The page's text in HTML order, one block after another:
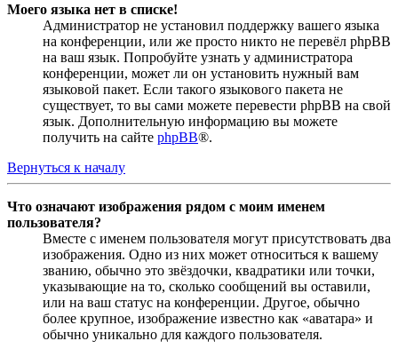
Моего языка нет в списке!
Администратор не установил поддержку вашего языка
на конференции, или же просто никто не перевёл phpBB
на ваш язык. Попробуйте узнать у администратора
конференции, может ли он установить нужный вам
языковой пакет. Если такого языкового пакета не
существует, то вы сами можете перевести phpBB на свой
язык. Дополнительную информацию вы можете
получить на сайте phpBB®.
Вернуться к началу
Что означают изображения рядом с моим именем
пользователя?
Вместе с именем пользователя могут присутствовать два
изображения. Одно из них может относиться к вашему
званию, обычно это звёздочки, квадратики или точки,
указывающие на то, сколько сообщений вы оставили,
или на ваш статус на конференции. Другое, обычно
более крупное, изображение известно как «аватара» и
обычно уникально для каждого пользователя.